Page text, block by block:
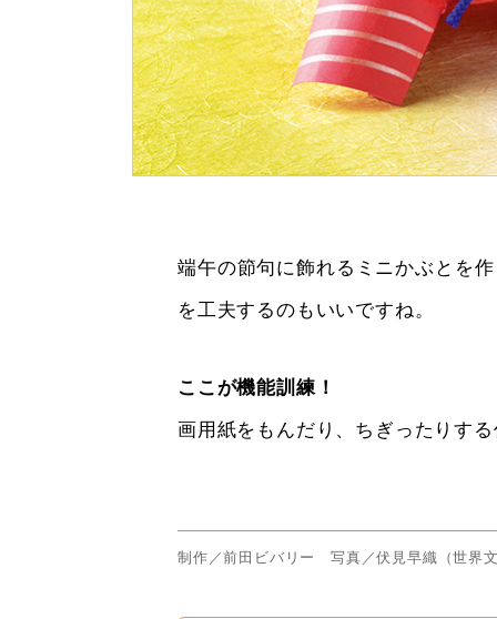
端午の節句に飾れるミニかぶとを
を工夫するのもいいですね。
ここが機能訓練！
画用紙をもんだり、ちぎったりす
制作／前田ビバリー 写真／伏見早織（世界